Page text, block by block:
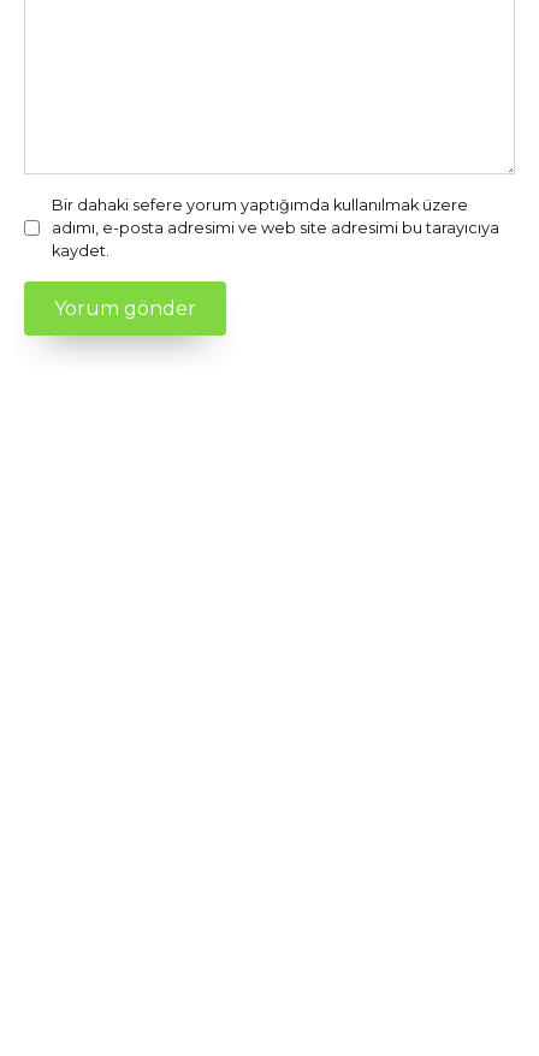
Bir dahaki sefere yorum yaptığımda kullanılmak üzere
adımı, e-posta adresimi ve web site adresimi bu tarayıcıya
kaydet.